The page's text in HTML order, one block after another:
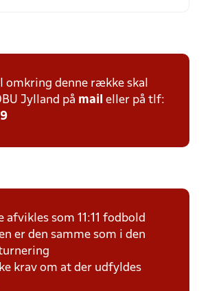
omkring denne række skal
Jylland på mail eller på tlf:
afvikles som 11:11 fodbold
er den samme som i den
krav om at der udfyldes